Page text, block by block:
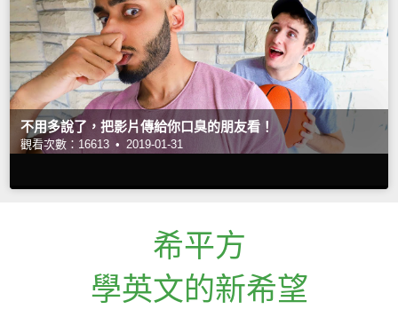
不用多說了，把影片傳給你口臭的朋友看！
觀看次數：16613 • 2019-01-31
希平方
學英文的新希望